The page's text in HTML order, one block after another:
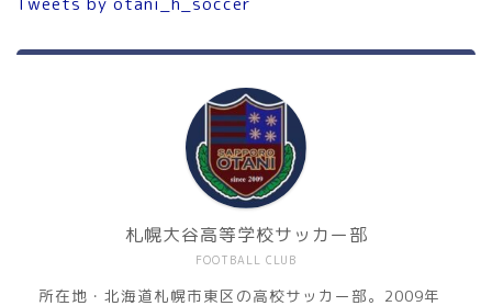
FOOTBALL CLUB
札幌大谷高等学校サッカー部
所在地・北海道札幌市東区の高校サッカー部。2009年